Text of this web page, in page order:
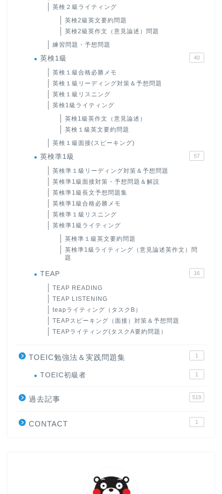
英検２級ライティング
英検2級英文要約問題
英検2級英作文（意見論述）問題
練習問題・予想問題
英検1級 40
英検１級合格必勝メモ
英検１級リーディング対策＆予想問題
英検１級リスニング
英検1級ライティング
英検1級英作文（意見論述）
英検１級英文要約問題
英検１級面接(スピーキング)
英検準1級 57
英検準１級リーディング対策＆予想問題
英検準1級面接対策・予想問題＆解説
英検準1級長文予想問題集
英検準1級合格必勝メモ
英検準１級リスニング
英検準1級ライティング
英検準１級英文要約問題
英検準1級ライティング（意見論述英作文）問
題
TEAP 16
TEAP READING
TEAP LISTENING
teapライティング（タスクB）
TEAPスピーキング（面接）対策＆予想問題
TEAPライティング(タスクA要約問題）
TOEIC勉強法＆実践問題集 1
TOEIC初級者 1
過去記事 519
CONTACT 1
大学入試英語対策講座